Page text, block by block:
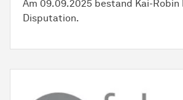
Am 09.09.2025 bestand Kai-Robin
Disputation.